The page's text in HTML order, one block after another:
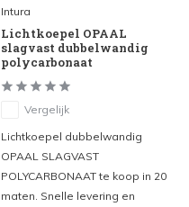
Intura
Lichtkoepel OPAAL
slagvast dubbelwandig
polycarbonaat
Vergelijk
Lichtkoepel dubbelwandig
OPAAL SLAGVAST
POLYCARBONAAT te koop in 20
maten. Snelle levering en